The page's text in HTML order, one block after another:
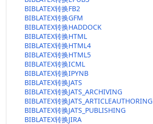
BIBLATEX转换FB2
BIBLATEX转换GFM
BIBLATEX转换HADDOCK
BIBLATEX转换HTML
BIBLATEX转换HTML4
BIBLATEX转换HTML5
BIBLATEX转换ICML
BIBLATEX转换IPYNB
BIBLATEX转换JATS
BIBLATEX转换JATS_ARCHIVING
BIBLATEX转换JATS_ARTICLEAUTHORING
BIBLATEX转换JATS_PUBLISHING
BIBLATEX转换JIRA